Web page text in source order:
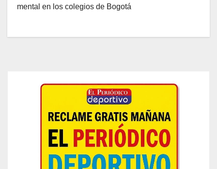
mental en los colegios de Bogotá